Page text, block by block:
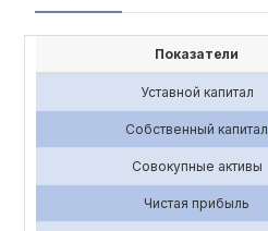
Показатели
Уставной капитал
Собственный капитал
Совокупные активы
Чистая прибыль